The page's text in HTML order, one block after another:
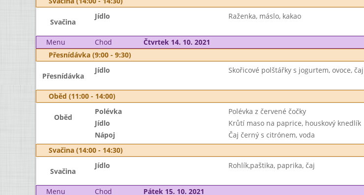
Svačina
Jídlo Raženka, máslo, kakao
Menu Chod Čtvrtek 14. 10. 2021
Přesnídávka (9:00 - 9:30)
Přesnídávka
Jídlo Skořicové polštářky s jogurtem, ovoce, čaj
Oběd (11:00 - 14:00)
Oběd
Polévka Polévka z červené čočky
Jídlo
Krůtí maso na paprice, houskový knedlík
Nápoj
Čaj černý s citrónem, voda
Svačina (14:00 - 14:30)
Svačina
Jídlo Rohlík,paštika, paprika, čaj
Menu Chod Pátek 15. 10. 2021